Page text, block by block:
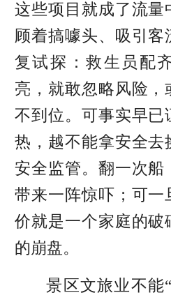
这些项目就成了流量
顾着搞噱头、吸引客
复试探：救生员配
亮，就敢忽略风险，
不到位。可事实早已
热，越不能拿安全去
安全监管。翻一次船
带来一阵惊吓；可一
价就是一个家庭的破
的崩盘。
景区文旅业不能